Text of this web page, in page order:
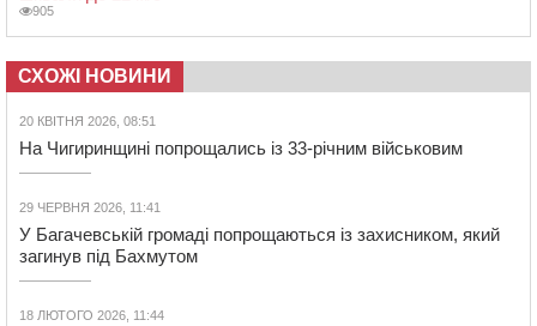
905
СХОЖІ НОВИНИ
20 КВІТНЯ 2026, 08:51
На Чигиринщині попрощались із 33-річним військовим
29 ЧЕРВНЯ 2026, 11:41
У Багачевській громаді попрощаються із захисником, який
загинув під Бахмутом
18 ЛЮТОГО 2026, 11:44